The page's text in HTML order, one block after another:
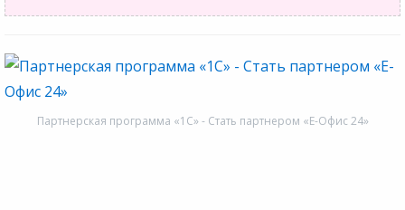
Партнерская программа «1С» - Стать партнером «Е-Офис 24»